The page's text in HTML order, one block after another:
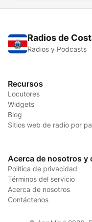
Radios de
Radios y Podcasts
Recursos
Locutores
Widgets
Blog
Sitios web de radio por
Acerca de nosotros y
Política de privacidad
Términos del servicio
Acerca de nosotros
Contáctenos